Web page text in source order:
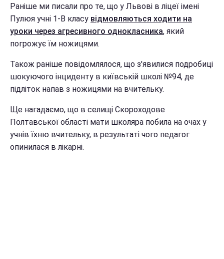
Раніше ми писали про те, що у Львові в ліцеї імені
Пулюя учні 1-В класу відмовляються ходити на
уроки через агресивного однокласника, який
погрожує їм ножицями.
Також раніше повідомлялося, що з'явилися подробиці
шокуючого інциденту в київській школі №94, де
підліток напав з ножицями на вчительку.
Ще нагадаємо, що в селищі Скороходове
Полтавської області мати школяра побила на очах у
учнів їхню вчительку, в результаті чого педагог
опинилася в лікарні.